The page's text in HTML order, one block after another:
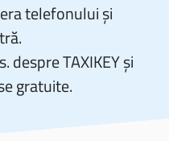
telefonului și
TAXIKEY și
gratuite.